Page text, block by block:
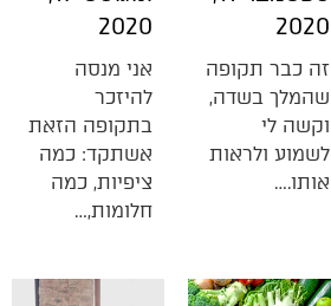
2020
זה כבר תקופה
שהמלך בשדה,
וקשה לי
לשמוע ולראות
אותו.…
2020
אני מנסה
להיזכר
בתקופה הזאת
אשתקד: כמה
ציפיות, כמה
חלומות,…